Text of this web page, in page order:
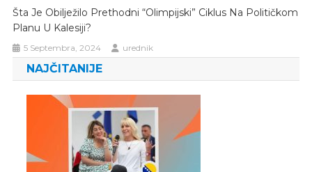
Šta Je Obilježilo Prethodni “olimpijski” Ciklus Na Političkom
Planu U Kalesiji?
5 Septembra, 2024 urednik
NAJČITANIJE